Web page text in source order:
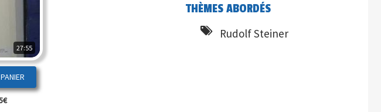
27:55
THÈMES ABORDÉS
Rudolf Steiner